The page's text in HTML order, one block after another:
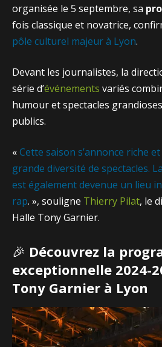
organisée le 5 septembre, sa
fois classique et novatrice,
pôle culturel majeur à Lyon.
Devant les journalistes, la
série d’événements variés
humour et spectacles
publics.
«Cette saison s’annonce riche
grande diversité de spectacles.
est également devenue un lieu
rap. », souligne Thierry Pilat, le
Halle Tony Garnier.
🎉 Découvrez la
exceptionnelle 2024-
Tony Garnier à Lyon